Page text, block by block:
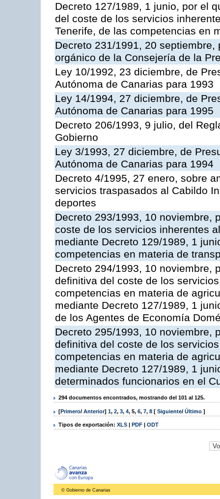
Decreto 127/1989, 1 junio, por el
del coste de los servicios
Tenerife, de las competencias en
Decreto 231/1991, 20
orgánico de la Consejería de la
Ley 10/1992, 23 diciembre, de
Autónoma de Canarias para 1993
Ley 14/1994, 27 diciembre, de
Autónoma de Canarias para 1995
Decreto 206/1993, 9 julio, del
Gobierno
Ley 3/1993, 27 diciembre, de
Autónoma de Canarias para 1994
Decreto 4/1995, 27 enero, sobre
servicios traspasados al Cabildo
deportes
Decreto 293/1993, 10 noviembre,
coste de los servicios inherentes
mediante Decreto 129/1989, 1
competencias en materia de
Decreto 294/1993, 10 noviembre,
definitiva del coste de los
competencias en materia de
mediante Decreto 127/1989, 1
de los Agentes de Economía
Decreto 295/1993, 10 noviembre,
definitiva del coste de los
competencias en materia de
mediante Decreto 127/1989, 1
determinados funcionarios en el
294 documentos encontrados, mostrando del 101 al 125.
[Primero/ Anterior] 1, 2, 3, 4, 5, 6, 7, 8 [ Siguiente/ Último ]
Tipos de exportación: XLS | PDF | ODT
© Gobierno de Canarias